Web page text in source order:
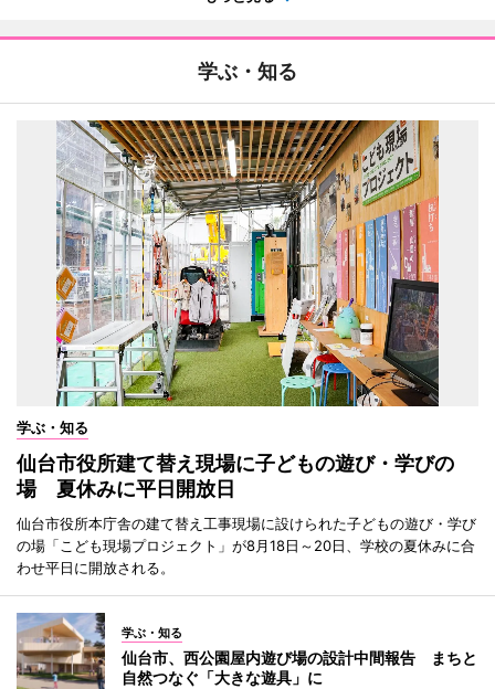
学ぶ・知る
学ぶ・知る
仙台市役所建て替え現場に子どもの遊び・学びの
場 夏休みに平日開放日
仙台市役所本庁舎の建て替え工事現場に設けられた子どもの遊び・学び
の場「こども現場プロジェクト」が8月18日～20日、学校の夏休みに合
わせ平日に開放される。
学ぶ・知る
仙台市、西公園屋内遊び場の設計中間報告 まちと
自然つなぐ「大きな遊具」に